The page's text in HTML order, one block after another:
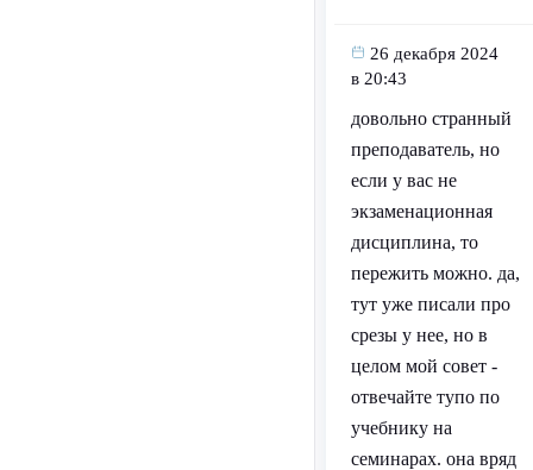
26 декабря 2024
в 20:43
довольно странный
преподаватель, но
если у вас не
экзаменационная
дисциплина, то
пережить можно. да,
тут уже писали про
срезы у нее, но в
целом мой совет -
отвечайте тупо по
учебнику на
семинарах. она вряд